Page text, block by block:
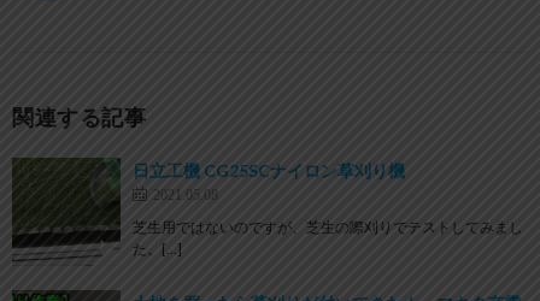
関連する記事
日立工機 CG25SCナイロン草刈り機
2021.05.08
芝生用ではないのですが、芝生の際刈りでテストしてみまし
た。[…]